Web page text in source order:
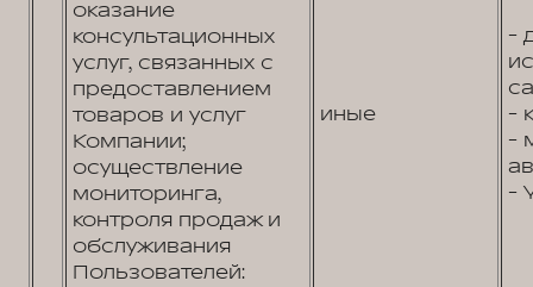
оказание
консультационных
услуг, связанных с
предоставлением
товаров и услуг
Компании;
осуществление
мониторинга,
контроля продаж и
обслуживания
Пользователей:
иные
-
-
-
-